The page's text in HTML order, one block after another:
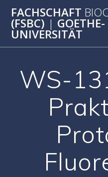
FACHSCHAFT
(FSBC) | GOETHE-
UNIVERSITÄT
WS-